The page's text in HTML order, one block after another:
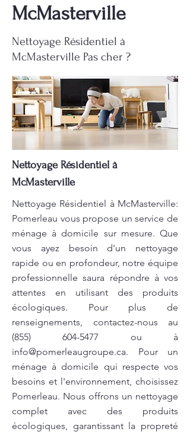
McMasterville
Nettoyage Résidentiel à
McMasterville Pas cher ?
Nettoyage Résidentiel à
McMasterville
Nettoyage Résidentiel à McMasterville:
Pomerleau vous propose un service de
ménage à domicile sur mesure. Que
vous ayez besoin d'un nettoyage
rapide ou en profondeur, notre équipe
professionnelle saura répondre à vos
attentes en utilisant des produits
écologiques. Pour plus de
renseignements, contactez-nous au
(855) 604-5477 ou à
info@pomerleaugroupe.ca. Pour un
ménage à domicile qui respecte vos
besoins et l'environnement, choisissez
Pomerleau. Nous offrons un nettoyage
complet avec des produits
écologiques, garantissant la propreté